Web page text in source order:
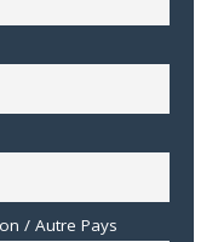
/ Autre Pays